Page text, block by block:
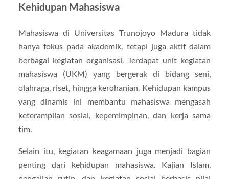
Kehidupan Mahasiswa
Mahasiswa di Universitas Trunojoyo Madura tidak
hanya fokus pada akademik, tetapi juga aktif dalam
berbagai kegiatan organisasi. Terdapat unit kegiatan
mahasiswa (UKM) yang bergerak di bidang seni,
olahraga, riset, hingga kerohanian. Kehidupan kampus
yang dinamis ini membantu mahasiswa mengasah
keterampilan sosial, kepemimpinan, dan kerja sama
tim.
Selain itu, kegiatan keagamaan juga menjadi bagian
penting dari kehidupan mahasiswa. Kajian Islam,